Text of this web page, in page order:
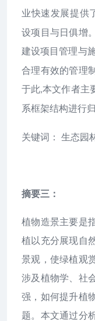
业快速发展提供
设项目与日俱增
建设项目管理与
合理有效的管理
于此,本文作者主
系框架结构进行
关键词： 生态园
摘要三：
植物造景主要是
植以充分展现自
景观，使绿植观
涉及植物学、社
强，如何提升植
题。本文通过分